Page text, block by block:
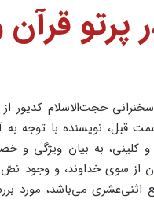
پرتو
حجت‌الاسلام کدیور از
نویسنده با توجه به
به بیان ویژگی و
از سوی خداوند، و وجود
اثنی‌عشری می‌باشد، مورد